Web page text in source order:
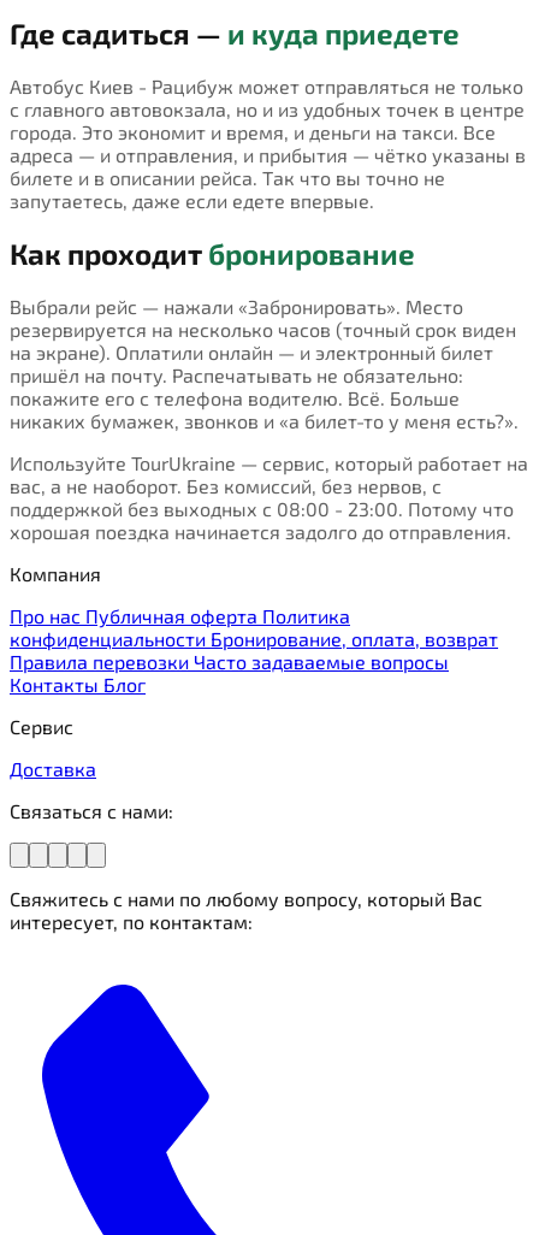
Где садиться — и куда приедете
Автобус Киев - Рацибуж может отправляться не только
с главного автовокзала, но и из удобных точек в центре
города. Это экономит и время, и деньги на такси. Все
адреса — и отправления, и прибытия — чётко указаны в
билете и в описании рейса. Так что вы точно не
запутаетесь, даже если едете впервые.
Как проходит бронирование
Выбрали рейс — нажали «Забронировать». Место
резервируется на несколько часов (точный срок виден
на экране). Оплатили онлайн — и электронный билет
пришёл на почту. Распечатывать не обязательно:
покажите его с телефона водителю. Всё. Больше
никаких бумажек, звонков и «а билет-то у меня есть?».
Используйте TourUkraine — сервис, который работает на
вас, а не наоборот. Без комиссий, без нервов, с
поддержкой без выходных с 08:00 - 23:00. Потому что
хорошая поездка начинается задолго до отправления.
Компания
Про нас Публичная оферта Политика
конфиденциальности Бронирование, оплата, возврат
Правила перевозки Часто задаваемые вопросы
Контакты Блог
Сервис
Доставка
Связаться с нами:
Свяжитесь с нами по любому вопросу, который Вас
интересует, по контактам: